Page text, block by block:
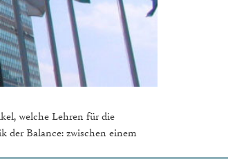
welche Lehren für die
der Balance: zwischen einem